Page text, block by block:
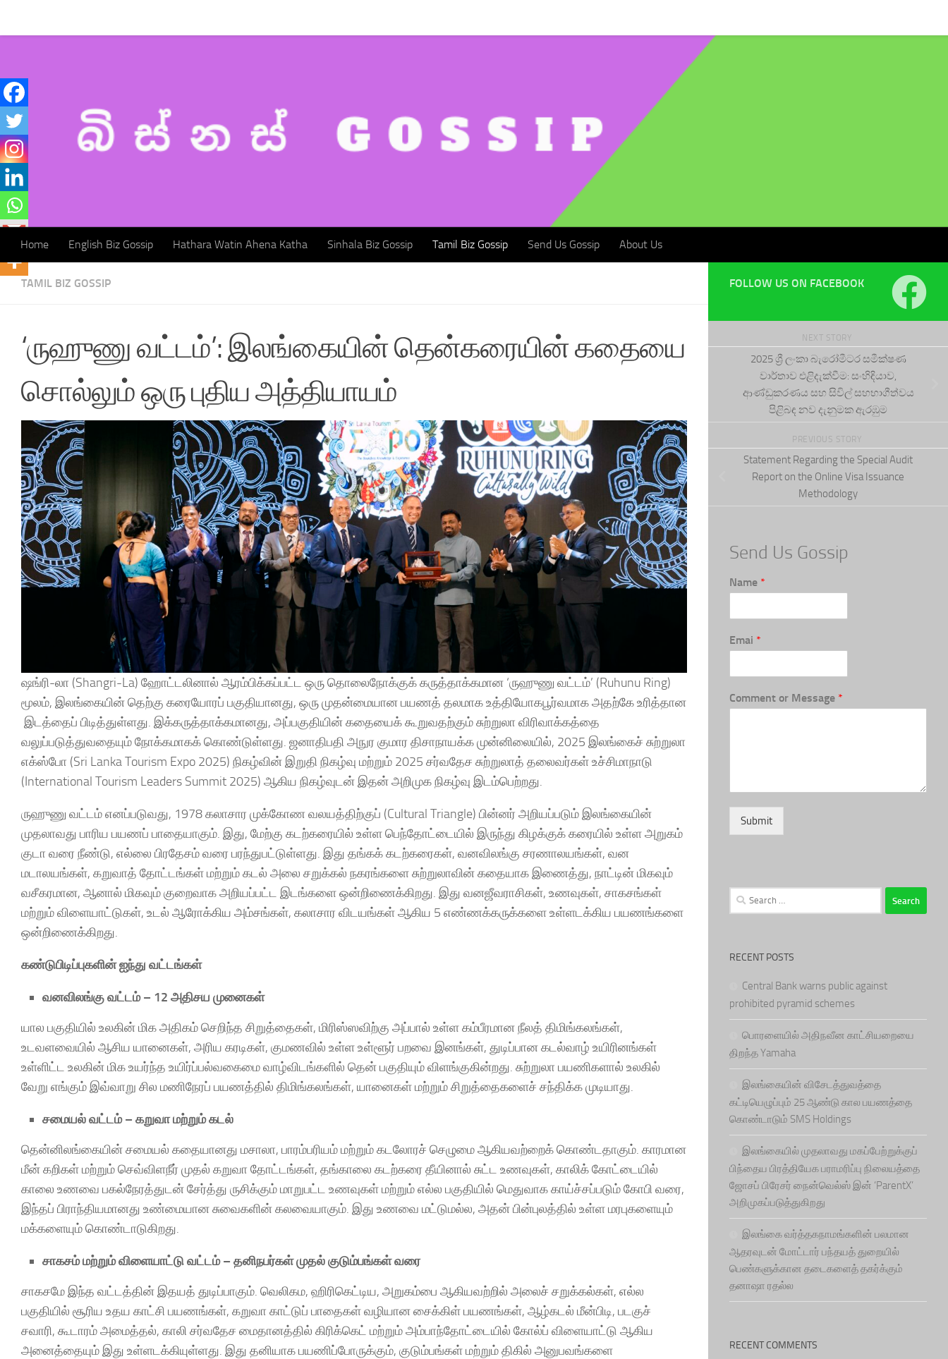
Home English Biz Gossip Hathara Watin Ahena Katha Sinhala Biz Gossip Tamil Biz Gossip Send Us Gossip About Us
TAMIL BIZ GOSSIP
‘ருஹுணு வட்டம்’: இலங்கையின் தென்கரையின் கதையை
சொல்லும் ஒரு புதிய அத்தியாயம்
ஷங்ரி-லா (Shangri-La) ஹோட்டலினால் ஆரம்பிக்கப்பட்ட ஒரு தொலைநோக்குக் கருத்தாக்கமான ‘ருஹுணு வட்டம்’ (Ruhunu Ring)
மூலம், இலங்கையின் தெற்கு கரையோரப் பகுதியானது, ஒரு முதன்மையான பயணத் தலமாக உத்தியோகபூர்வமாக அதற்கே உரித்தான
இடத்தைப் பிடித்துள்ளது. இக்கருத்தாக்கமானது, அப்பகுதியின் கதையைக் கூறுவதற்கும் சுற்றுலா விரிவாக்கத்தை
வலுப்படுத்துவதையும் நோக்கமாகக் கொண்டுள்ளது. ஜனாதிபதி அநுர குமார திசாநாயக்க முன்னிலையில், 2025 இலங்கைச் சுற்றுலா
எக்ஸ்போ (Sri Lanka Tourism Expo 2025) நிகழ்வின் இறுதி நிகழ்வு மற்றும் 2025 சர்வதேச சுற்றுலாத் தலைவர்கள் உச்சிமாநாடு
(International Tourism Leaders Summit 2025) ஆகிய நிகழ்வுடன் இதன் அறிமுக நிகழ்வு இடம்பெற்றது.
ருஹுணு வட்டம் எனப்படுவது, 1978 கலாசார முக்கோண வலயத்திற்குப் (Cultural Triangle) பின்னர் அறியப்படும் இலங்கையின்
முதலாவது பாரிய பயணப் பாதையாகும். இது, மேற்கு கடற்கரையில் உள்ள பெந்தோட்டையில் இருந்து கிழக்குக் கரையில் உள்ள அறுகம்
குடா வரை நீண்டு, எல்லை பிரதேசம் வரை பரந்துபட்டுள்ளது. இது தங்கக் கடற்கரைகள், வனவிலங்கு சரணாலயங்கள், வன
மடாலயங்கள், கறுவாத் தோட்டங்கள் மற்றும் கடல் அலை சறுக்கல் நகரங்களை சுற்றுலாவின் கதையாக இணைத்து, நாட்டின் மிகவும்
வசீகரமான, ஆனால் மிகவும் குறைவாக அறியப்பட்ட இடங்களை ஒன்றிணைக்கிறது. இது வனஜீவராசிகள், உணவுகள், சாகசங்கள்
மற்றும் விளையாட்டுகள், உடல் ஆரோக்கிய அம்சங்கள், கலாசார விடயங்கள் ஆகிய 5 எண்ணக்கருக்களை உள்ளடக்கிய பயணங்களை
ஒன்றிணைக்கிறது.
கண்டுபிடிப்புகளின் ஐந்து வட்டங்கள்
வனவிலங்கு வட்டம் – 12 அதிசய முனைகள்
யால பகுதியில் உலகின் மிக அதிகம் செறிந்த சிறுத்தைகள், மிரிஸ்ஸவிற்கு அப்பால் உள்ள கம்பீரமான நீலத் திமிங்கலங்கள்,
உடவளவையில் ஆசிய யானைகள், அரிய கரடிகள், குமணவில் உள்ள உள்ளூர் பறவை இனங்கள், துடிப்பான கடல்வாழ் உயிரினங்கள்
உள்ளிட்ட உலகின் மிக உயர்ந்த உயிர்ப்பல்வகைமை வாழ்விடங்களில் தென் பகுதியும் விளங்குகின்றது. சுற்றுலா பயணிகளால் உலகில்
வேறு எங்கும் இவ்வாறு சில மணிநேரப் பயணத்தில் திமிங்கலங்கள், யானைகள் மற்றும் சிறுத்தைகளைச் சந்திக்க முடியாது.
சமையல் வட்டம் – கறுவா மற்றும் கடல்
தென்னிலங்கையின் சமையல் கதையானது மசாலா, பாரம்பரியம் மற்றும் கடலோரச் செழுமை ஆகியவற்றைக் கொண்டதாகும். காரமான
மீன் கறிகள் மற்றும் செவ்விளநீர் முதல் கறுவா தோட்டங்கள், தங்காலை கடற்கரை தீயினால் சுட்ட உணவுகள், காலிக் கோட்டையில்
காலை உணவை பகல்நேரத்துடன் சேர்த்து ருசிக்கும் மாறுபட்ட உணவுகள் மற்றும் எல்ல பகுதியில் மெதுவாக காய்ச்சப்படும் கோபி வரை,
இந்தப் பிராந்தியமானது உண்மையான சுவைகளின் கலவையாகும். இது உணவை மட்டுமல்ல, அதன் பின்புலத்தில் உள்ள மரபுகளையும்
மக்களையும் கொண்டாடுகிறது.
சாகசம் மற்றும் விளையாட்டு வட்டம் – தனிநபர்கள் முதல் குடும்பங்கள் வரை
சாகசமே இந்த வட்டத்தின் இதயத் துடிப்பாகும். வெலிகம, ஹிரிகெட்டிய, அறுகம்பை ஆகியவற்றில் அலைச் சறுக்கல்கள், எல்ல
பகுதியில் சூரிய உதய காட்சி பயணங்கள், கறுவா காட்டுப் பாதைகள் வழியான சைக்கிள் பயணங்கள், ஆழ்கடல் மீன்பிடி, படகுச்
சவாரி, கூடாரம் அமைத்தல், காலி சர்வதேச மைதானத்தில் கிரிக்கெட் மற்றும் அம்பாந்தோட்டையில் கோல்ப் விளையாட்டு ஆகிய
அனைத்தையும் இது உள்ளடக்கியுள்ளது. இது தனியாக பயணிப்போருக்கும், குடும்பங்கள் மற்றும் திகில் அனுபவங்களை
FOLLOW US ON FACEBOOK
NEXT STORY
2025 ශ්‍රී ලංකා බැරෝමීටර සමීක්ෂණ
වාර්තාව එළිදැක්වීම: සංහිඳියාව,
ආණ්ඩුකරණය සහ සිවිල් සහභාගීත්වය
පිළිබඳ නව දැනුමක ඇරඹුම
PREVIOUS STORY
Statement Regarding the Special Audit
Report on the Online Visa Issuance
Methodology
Send Us Gossip
Name *
Emai *
Comment or Message *
Submit
Search
for:
RECENT POSTS
Central Bank warns public against
prohibited pyramid schemes
பொரளையில் அதிநவீன காட்சியறையை
திறந்த Yamaha
இலங்கையின் விசேடத்துவத்தை
கட்டியெழுப்பும் 25 ஆண்டு கால பயணத்தை
கொண்டாடும் SMS Holdings
இலங்கையில் முதலாவது மகப்பேற்றுக்குப்
பிந்தைய பிரத்தியேக பராமரிப்பு நிலையத்தை
ஜோசப் பிரேசர் நைன்வெல்ஸ் இன் ‘ParentX’
அறிமுகப்படுத்துகிறது
இலங்கை வர்த்தகநாமங்களின் பலமான
ஆதரவுடன் மோட்டார் பந்தயத் துறையில்
பெண்களுக்கான தடைகளைத் தகர்க்கும்
தனாஷா ரதல்ல
RECENT COMMENTS